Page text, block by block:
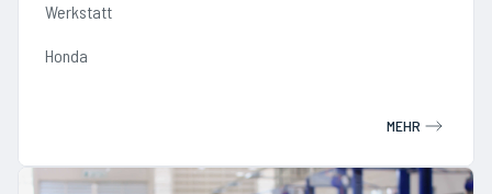
Werkstatt
Honda
MEHR